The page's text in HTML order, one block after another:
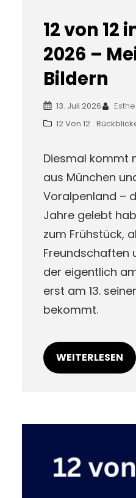
12 von 12
2026 –
Bildern
13. Juli 2026
12 Von 12
Diesmal kommt
aus München
Voralpenland –
Jahre gelebt
zum Frühstück,
Freundschaften
der eigentlich
erst am 13.
bekommt.
WEITERLESEN